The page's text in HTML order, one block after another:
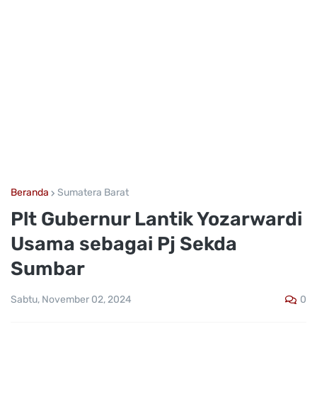
Beranda Sumatera Barat
Plt Gubernur Lantik Yozarwardi
Usama sebagai Pj Sekda
Sumbar
Sabtu, November 02, 2024 0